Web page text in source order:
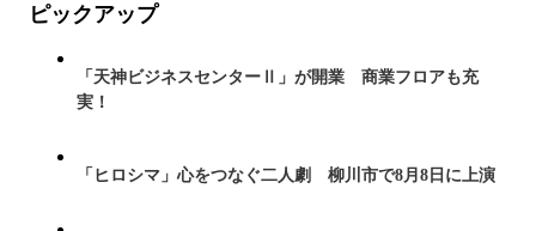
ピックアップ
「天神ビジネスセンターⅡ」が開業 商業フロアも充
実！
「ヒロシマ」心をつなぐ二人劇 柳川市で8月8日に上演